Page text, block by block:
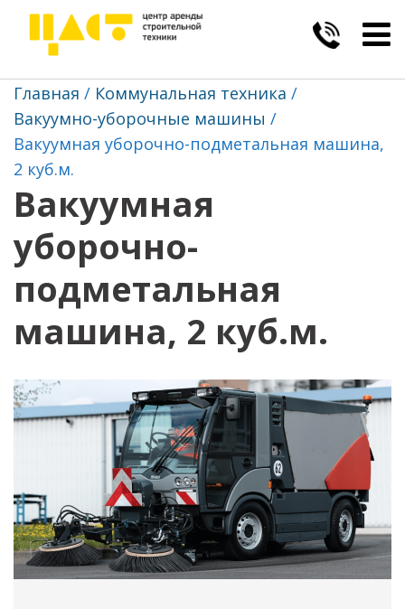
Главная
Коммунальная техника
Вакуумно-уборочные машины
Вакуумная уборочно-подметальная машина,
2 куб.м.
Вакуумная
уборочно-
подметальная
машина, 2 куб.м.